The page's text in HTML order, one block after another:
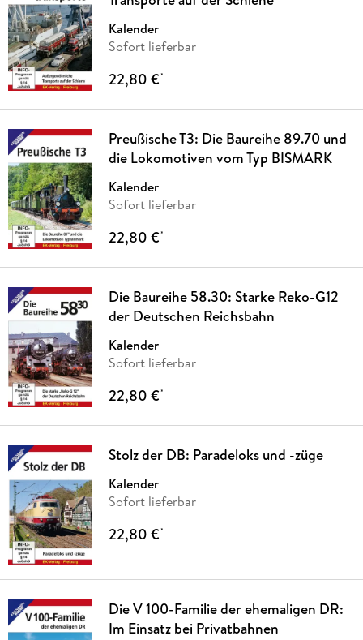
Kalender
Sofort lieferbar
22,80 €*
Preußische T3: Die Baureihe 89.70 und
die Lokomotiven vom Typ BISMARK
Kalender
Sofort lieferbar
22,80 €*
Die Baureihe 58.30: Starke Reko-G12
der Deutschen Reichsbahn
Kalender
Sofort lieferbar
22,80 €*
Stolz der DB: Paradeloks und -züge
Kalender
Sofort lieferbar
22,80 €*
Die V 100-Familie der ehemaligen DR:
Im Einsatz bei Privatbahnen